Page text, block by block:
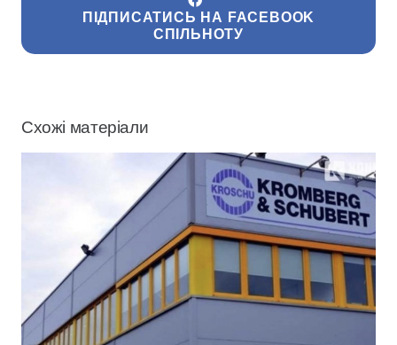
ПІДПИСАТИСЬ НА FACEBOOK
СПІЛЬНОТУ
Схожі матеріали